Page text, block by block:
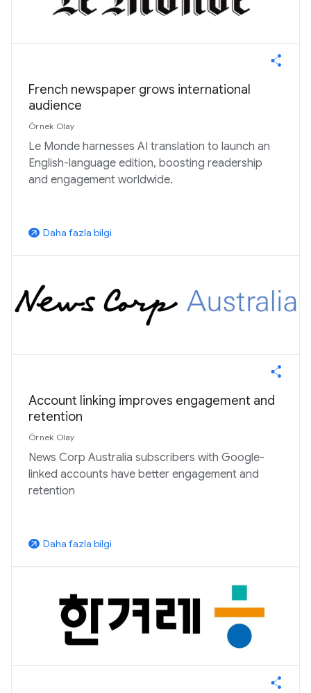
French newspaper grows international
audience
Örnek Olay
Le Monde harnesses AI translation to launch an
English-language edition, boosting readership
and engagement worldwide.
arrow_outward Daha fazla bilgi
Account linking improves engagement and
retention
Örnek Olay
News Corp Australia subscribers with Google-
linked accounts have better engagement and
retention
arrow_outward Daha fazla bilgi